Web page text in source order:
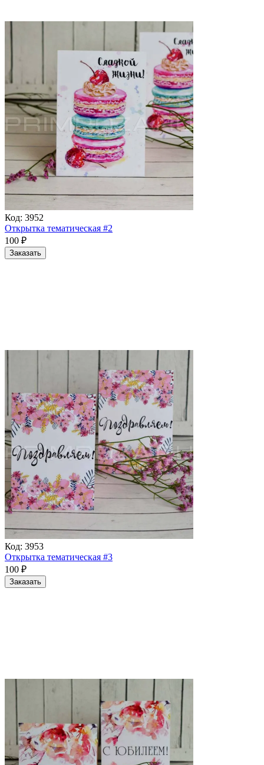
Код: 3952
Открытка тематическая #2
100 ₽
Заказать
Код: 3953
Открытка тематическая #3
100 ₽
Заказать